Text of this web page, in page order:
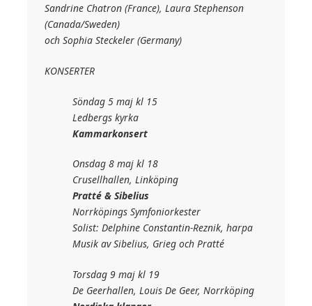
Sandrine Chatron (France), Laura Stephenson
(Canada/Sweden)
och Sophia Steckeler (Germany)
KONSERTER
Söndag 5 maj kl 15
Ledbergs kyrka
Kammarkonsert
Onsdag 8 maj kl 18
Crusellhallen, Linköping
Pratté & Sibelius
Norrköpings Symfoniorkester
Solist: Delphine Constantin-Reznik, harpa
Musik av Sibelius, Grieg och Pratté
Torsdag 9 maj kl 19
De Geerhallen, Louis De Geer, Norrköping